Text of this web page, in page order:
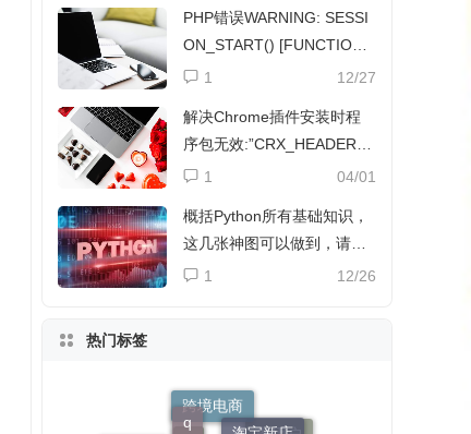
PHP错误WARNING: SESSI
ON_START() [FUNCTION.
SESSION-START]解决方法
12/27
1
解决Chrome插件安装时程
序包无效:”CRX_HEADER_I
NVALID”
04/01
1
概括Python所有基础知识，
这几张神图可以做到，请收
下
12/26
1
热门标签
q 淘宝新店
微信